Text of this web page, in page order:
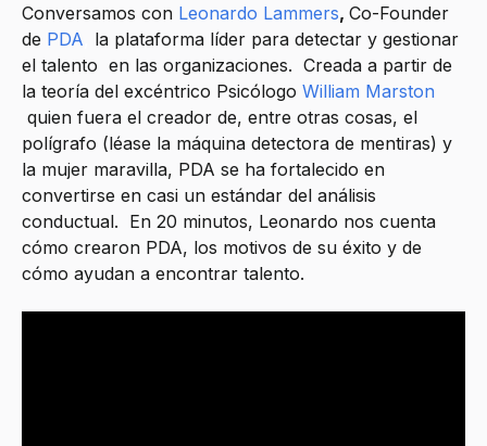
Conversamos con Leonardo Lammers, Co-Founder
de PDA la plataforma líder para detectar y gestionar
el talento en las organizaciones. Creada a partir de
la teoría del excéntrico Psicólogo William Marston
quien fuera el creador de, entre otras cosas, el
polígrafo (léase la máquina detectora de mentiras) y
la mujer maravilla, PDA se ha fortalecido en
convertirse en casi un estándar del análisis
conductual. En 20 minutos, Leonardo nos cuenta
cómo crearon PDA, los motivos de su éxito y de
cómo ayudan a encontrar talento.